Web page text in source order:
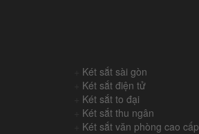
Két sắt sài gòn
Két sắt điện tử
Két sắt to đại
Két sắt thu ngân
Két sắt văn phòng cao cấp